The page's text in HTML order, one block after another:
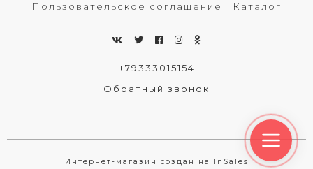
Пользовательское соглашение
Каталог
+79333015154
Обратный звонок
Интернет-магазин создан на InSales